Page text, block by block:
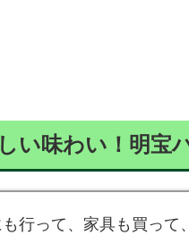
い味わい！明宝
行って、家具も買って